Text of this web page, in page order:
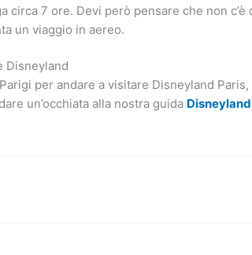
circa 7 ore. Devi però pensare che non c’è
un viaggio in aereo.
Disneyland
per andare a visitare Disneyland
un’occhiata alla nostra guida